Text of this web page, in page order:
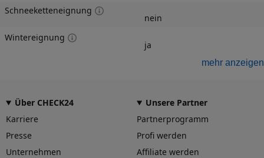
Schneeketteneignung
nein
Wintereignung
ja
Freigabe
Gutachten Link
-
mehr anzeigen
Über CHECK24
Karriere
Presse
Unternehmen
Unsere Partner
Partnerprogramm
Profi werden
Affiliate werden